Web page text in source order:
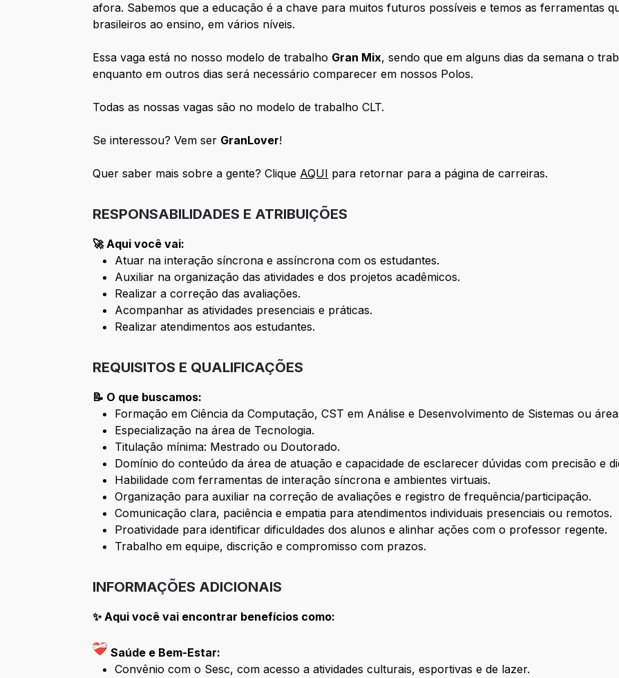
afora. Sabemos que a educação é a chave para muitos futuros possíveis e temos as ferramentas
brasileiros ao ensino, em vários níveis.
Essa vaga está no nosso modelo de trabalho Gran Mix, sendo que em alguns dias da semana o
enquanto em outros dias será necessário comparecer em nossos Polos.
Todas as nossas vagas são no modelo de trabalho CLT.
Se interessou? Vem ser GranLover!
Quer saber mais sobre a gente? Clique AQUI para retornar para a página de carreiras.
RESPONSABILIDADES E ATRIBUIÇÕES
🚀Aqui você vai:
Atuar na interação síncrona e assíncrona com os estudantes.
Auxiliar na organização das atividades e dos projetos acadêmicos.
Realizar a correção das avaliações.
Acompanhar as atividades presenciais e práticas.
Realizar atendimentos aos estudantes.
REQUISITOS E QUALIFICAÇÕES
📝 O que buscamos:
Formação em Ciência da Computação, CST em Análise e Desenvolvimento de Sistemas ou
Especialização na área de Tecnologia.
Titulação mínima: Mestrado ou Doutorado.
Domínio do conteúdo da área de atuação e capacidade de esclarecer dúvidas com precisão e
Habilidade com ferramentas de interação síncrona e ambientes virtuais.
Organização para auxiliar na correção de avaliações e registro de frequência/participação.
Comunicação clara, paciência e empatia para atendimentos individuais presenciais ou remotos.
Proatividade para identificar dificuldades dos alunos e alinhar ações com o professor regente.
Trabalho em equipe, discrição e compromisso com prazos.
INFORMAÇÕES ADICIONAIS
✨Aqui você vai encontrar benefícios como:
Saúde e Bem-Estar:
Convênio com o Sesc, com acesso a atividades culturais, esportivas e de lazer.